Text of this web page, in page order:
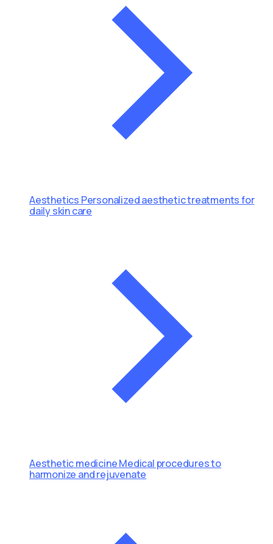
Aesthetics Personalized aesthetic treatments for
daily skin care
Aesthetic medicineMedical procedures to
harmonize and rejuvenate